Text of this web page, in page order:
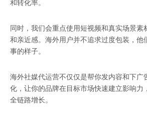
和转化率。
同时，我们会重点使用短视频和真实场景素
和亲近感。海外用户并不追求过度包装，他
事的样子。
海外社媒代运营不仅仅是帮你发内容和下广
化，让你的品牌在目标市场快速建立影响力
全链路增长。